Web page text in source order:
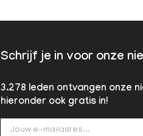
Schrijf je in voor onze
3.278 leden ontvangen onze
hieronder ook gratis in!